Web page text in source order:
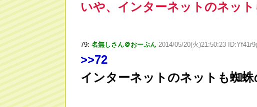
いや、インターネットのネッ
79: 名無しさん＠おーぷん 2014/05/20(火)21:50:23
>>72
インターネットのネットも蜘